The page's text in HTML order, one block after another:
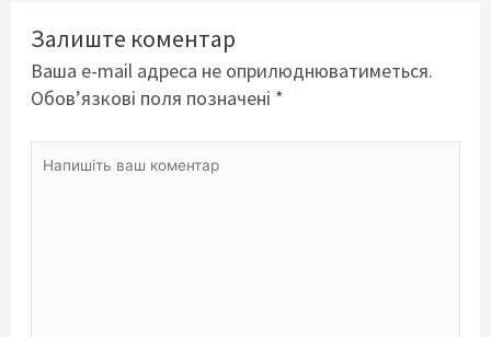
Залиште коментар
Ваша e-mail адреса не оприлюднюватиметься.
Обов’язкові поля позначені *
Напишіть